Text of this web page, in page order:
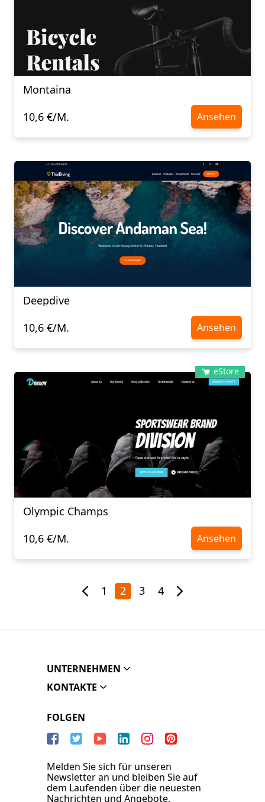
Montaina
10,6 €/M.
Ansehen
Deepdive
10,6 €/M.
Ansehen
eStore
Olympic Champs
10,6 €/M.
Ansehen
1 2 3 4
UNTERNEHMEN
KONTAKTE
FOLGEN
Melden Sie sich für unseren
Newsletter an und bleiben Sie auf
dem Laufenden über die neuesten
Nachrichten und Angebote.